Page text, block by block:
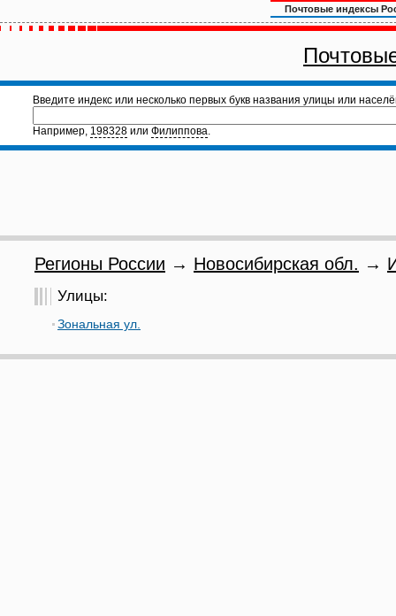
Почтовые индексы
Введите индекс или несколько первых букв названия улицы или
Например, 198328 или Филиппова.
Регионы России → Новосибирская обл. →
Улицы:
Зональная ул.